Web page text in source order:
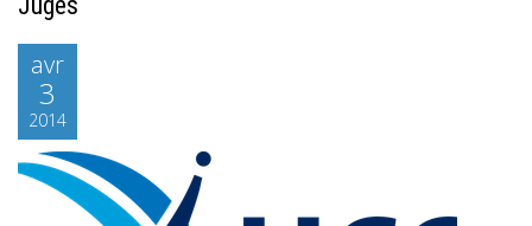
avr
3
2014